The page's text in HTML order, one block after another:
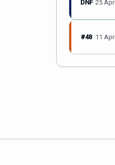
DNF 25 Apr
#48 11 Apr